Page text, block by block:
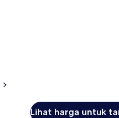
Lihat harga untuk